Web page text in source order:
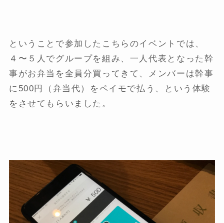
ということで参加したこちらのイベントでは、
４〜５人でグループを組み、一人代表となった幹
事がお弁当を全員分買ってきて、メンバーは幹事
に500円（弁当代）をペイモで払う、という体験
をさせてもらいました。